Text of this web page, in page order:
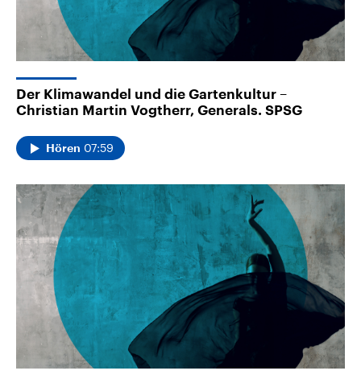
Der Klimawandel und die Gartenkultur –
Christian Martin Vogtherr, Generals. SPSG
Hören 07:59